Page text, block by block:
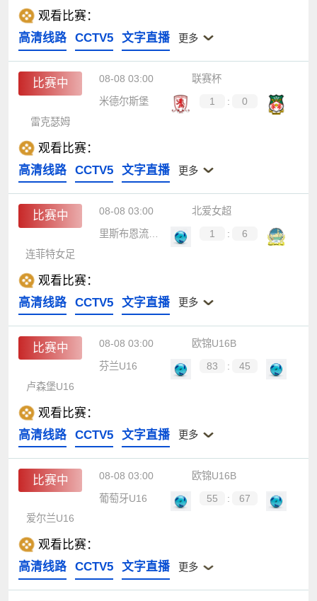
观看比赛：
高清线路
CCTV5 文字直播 更多
比赛中 08-08 03:00
联赛杯
米德尔斯堡
1 :
0
雷克瑟姆
观看比赛：
高清线路
CCTV5 文字直播 更多
比赛中 08-08 03:00
北爱女超
里斯布恩流浪女足
1 :
6
连菲特女足
观看比赛：
高清线路
CCTV5 文字直播 更多
比赛中 08-08 03:00
欧锦U16B
芬兰U16
83 :
45
卢森堡U16
观看比赛：
高清线路
CCTV5 文字直播 更多
比赛中 08-08 03:00
欧锦U16B
葡萄牙U16
55 :
67
爱尔兰U16
观看比赛：
高清线路
CCTV5 文字直播 更多